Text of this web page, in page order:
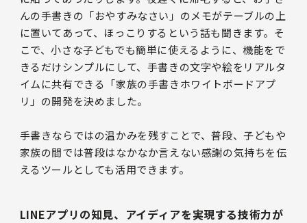
んの手書きの「おやすみなさい」のメモがテーブルの上
に置いてあって、ほっこりするという話も聞きます。そ
こで、小さな子どもでも簡単に使えるように、機能をで
きるだけシンプルにして、手書きの文字や絵をリアルタ
イムに共有できる「家族の手書きホワイトボードアプ
リ」の開発を決めました。
手書きならではの温かみを残すことで、普段、子どもや
家族の間では普段はなかなか言えない感謝の気持ちを伝
えるツールとしても活用できます。
LINEアプリの知見、アイディアを実現する技術力が